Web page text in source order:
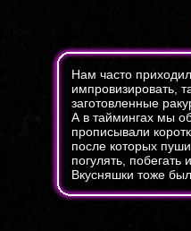
Нам часто
импровизировать,
заготовленные
А в таймингах мы
прописывали
после которых
погулять, побегать
Вкусняшки тоже